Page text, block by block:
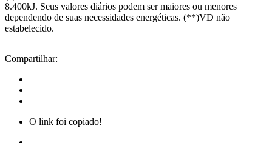
8.400kJ. Seus valores diários podem ser maiores ou menores
dependendo de suas necessidades energéticas. (**)VD não
estabelecido.
Compartilhar:
O link foi copiado!